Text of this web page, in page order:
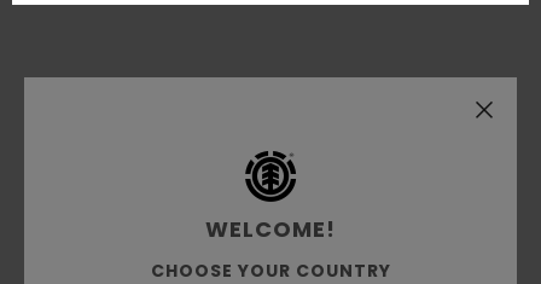
WELCOME!
CHOOSE YOUR COUNTRY